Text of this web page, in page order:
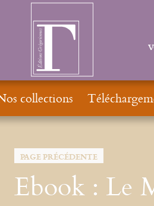
PAGE PRÉCÉDENTE
Ebook : Le
collections